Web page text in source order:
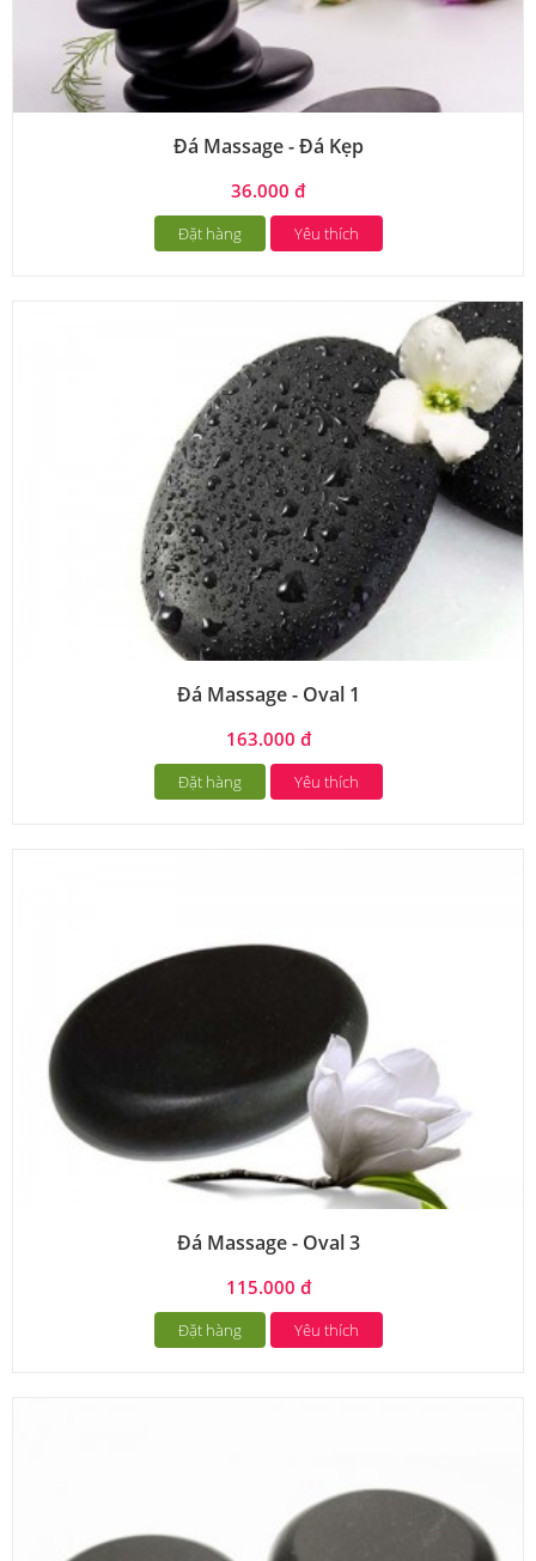
Đá Massage - Đá Kẹp
36.000 đ
Đặt hàng Yêu thích
Đá Massage - Oval 1
163.000 đ
Đặt hàng Yêu thích
Đá Massage - Oval 3
115.000 đ
Đặt hàng Yêu thích